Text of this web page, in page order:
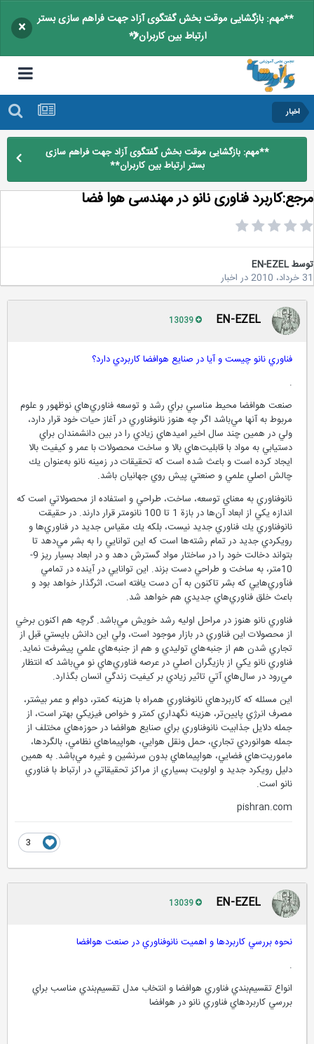
**مهم: بازگشایی موقت بخش گفتگوی آزاد جهت فراهم سازی بستر
ارتباط بین کاربران**
×
اخبار
**مهم: بازگشایی موقت بخش گفتگوی آزاد جهت فراهم سازی
بستر ارتباط بین کاربران**
فناوری نانو در مهندسی هوا فضا
EN-EZEL
دراخبار
EN-EZEL
فناوري نانو چيست و آيا در صنايع هوافضا كاربردي دارد؟
صنعت هوافضا محيط مناسبي براي رشد و توسعه فناوري‌هاي نوظهور و علوم
مربوط به آنها مي‌باشد اگر چه هنوز نانوفناوري در آغاز حيات خود قرار دارد،
ولي در همين چند سال اخير اميدهاي زيادي را در بين دانشمندان براي
دستيابي به مواد با قابليت‌هاي بالا و ساخت محصولات با عمر و كيفيت بالا
ايجاد کرده است و باعث شده است كه تحقيقات در زمينه نانو به‌عنوان يك
چالش اصلي علمي و صنعتي پيش روي جهانيان باشد.
نانوفناوري به معناي توسعه، ساخت، طراحي و استفاده از محصولاتي است كه
اندازه ‌يكي از ابعاد آن‌ها در بازة 1 تا 100 نانومتر قرار دارند. در حقيقت
نانوفناوري يك فناوري جديد نيست، بلكه يك مقياس جديد در فناوري‌ها و
رويکردي جديد در تمام رشته‌ها است كه اين توانايي را به بشر مي‌دهد تا
بتواند دخالت خود را در ساختار مواد گسترش دهد و در ابعاد بسيار ريز 9-
10متر، به ساخت و طراحي دست بزند. اين توانايي در آينده در تمامي
فنآوري‌هايي كه بشر تاکنون به آن دست يافته است، اثرگذار خواهد بود و
باعث خلق فناوري‌هاي جديدي هم خواهد شد.
فناوري نانو هنوز در مراحل اوليه رشد خويش مي‌باشد. گرچه هم اکنون برخي
از محصولات اين فناوري در بازار موجود است، ولي اين دانش بايستي قبل از
تجاري شدن هم از جنبه‌هاي توليدي و هم از جنبه‌هاي علمي پيشرفت نمايد.
فناوري نانو يكي از بازيگران اصلي در عرصه فناوري‌هاي نو مي‌باشد كه انتظار
مي‌رود در سال‌هاي آتي تاثير زيادي بر كيفيت زندگي انسان بگذارد.
اين مسئله كه کاربردهاي نانوفناوري همراه با هزينه کمتر، دوام و عمر بيشتر،
مصرف انرژي پايين‌تر، هزينه نگهداري کمتر و خواص فيزيكي بهتر است، از
جمله دلايل جذابيت نانوفناوري براي صنايع هوافضا در حوزه‌هاي مختلف از
جمله هوانوردي تجاري، حمل ونقل هوايي، هواپيماهاي نظامي، بالگردها،
ماموريت‌هاي فضايي، هواپيماهاي بدون سرنشين و غيره مي‌باشد. به همين
دليل رويکرد جديد و اولويت بسياري از مراكز تحقيقاتي در ارتباط با فناوري
نانو است.
pishran.com
EN-EZEL
نحوه بررسي كاربردها و اهميت نانوفناوري در صنعت هوافضا
انواع تقسيم‌بندي فناوري هوافضا و انتخاب مدل تقسيم‌بندي مناسب براي
بررسي کاربردهاي فناوري نانو در هوافضا